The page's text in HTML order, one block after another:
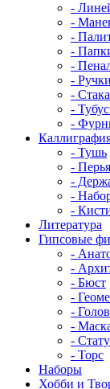
-
-
-
-
-
-
-
-
-
- Тушь
- Перья
-
-
-
Литература
Гипсовые
-
-
- Бюст
-
-
-
-
- Торс
Наборы
Хобби и